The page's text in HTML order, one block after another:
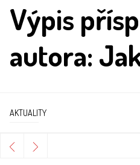
Výpis
autora:
AKTUALITY